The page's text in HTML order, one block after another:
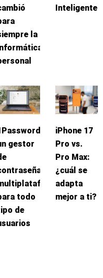
la
Inteligente
gestor
todo
de
iPhone 17
Pro vs.
Pro Max:
¿cuál se
adapta
mejor a ti?